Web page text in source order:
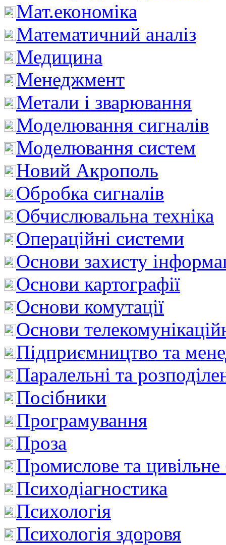
Мат.економіка
Математичний аналіз
Медицина
Менеджмент
Метали і зварювання
Моделювання сигналів
Моделювання систем
Новий Акрополь
Обробка сигналів
Обчислювальна техніка
Операційні системи
Основи захисту
Основи картографії
Основи комутації
Основи
Підприємництво та
Паралельні та
Посібники
Програмування
Проза
Промислове та цивільне
Психодіагностика
Психологія
Психологія здоровя